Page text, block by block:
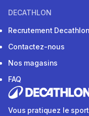
DECATHLON
Recrutement
Contactez-nous
Nos magasins
FAQ
Vous pratiquez le